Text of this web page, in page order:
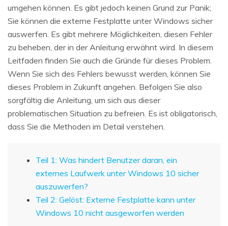
umgehen können. Es gibt jedoch keinen Grund zur Panik;
Sie können die externe Festplatte unter Windows sicher
auswerfen. Es gibt mehrere Möglichkeiten, diesen Fehler
zu beheben, der in der Anleitung erwähnt wird. In diesem
Leitfaden finden Sie auch die Gründe für dieses Problem.
Wenn Sie sich des Fehlers bewusst werden, können Sie
dieses Problem in Zukunft angehen. Befolgen Sie also
sorgfältig die Anleitung, um sich aus dieser
problematischen Situation zu befreien. Es ist obligatorisch,
dass Sie die Methoden im Detail verstehen.
Teil 1: Was hindert Benutzer daran, ein
externes Laufwerk unter Windows 10 sicher
auszuwerfen?
Teil 2: Gelöst: Externe Festplatte kann unter
Windows 10 nicht ausgeworfen werden